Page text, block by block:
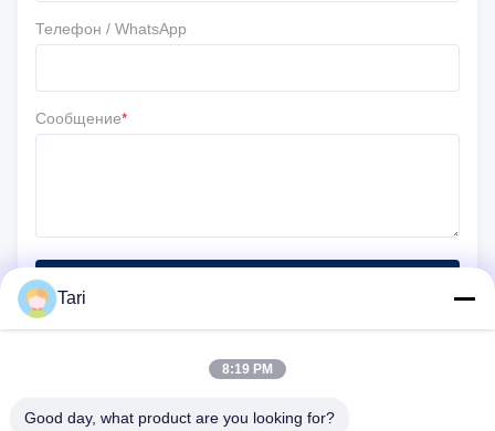
Телефон / WhatsApp
Сообщение*
Tari
8:19 PM
Good day, what product are you looking for?